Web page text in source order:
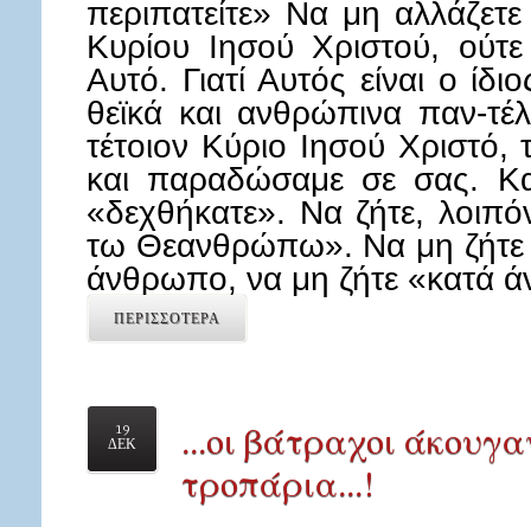
περιπατείτε» Να μη
Κυρίου Ιησού Χριστού,
Αυτό. Γιατί Αυτός είναι ο
θεϊκά και ανθρώπινα παν-
τέτοιον Κύριο Ιησού
και παραδώσαμε σε σας.
«δεχθήκατε». Να ζήτε,
τω Θεανθρώπω». Να μη ζήτε
άνθρωπο, να μη ζήτε «κατά
ΠΕΡΙΣΣΟΤΕΡΑ
19
ΔΕΚ
...οι βάτραχοι
τροπάρια...!